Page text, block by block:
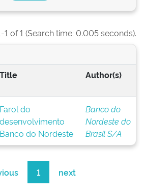
1 of 1 (Search time: 0.005 seconds).
Title Author(s)
Farol do
desenvolvimento
Banco do Nordeste
Banco do
Nordeste do
Brasil S/A
1 next